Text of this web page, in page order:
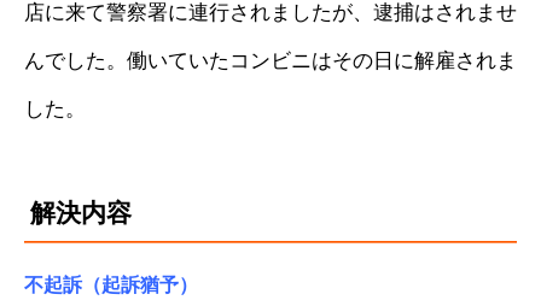
店に来て警察署に連行されましたが、逮捕はされませ
んでした。働いていたコンビニはその日に解雇されま
した。
解決内容
不起訴（起訴猶予）